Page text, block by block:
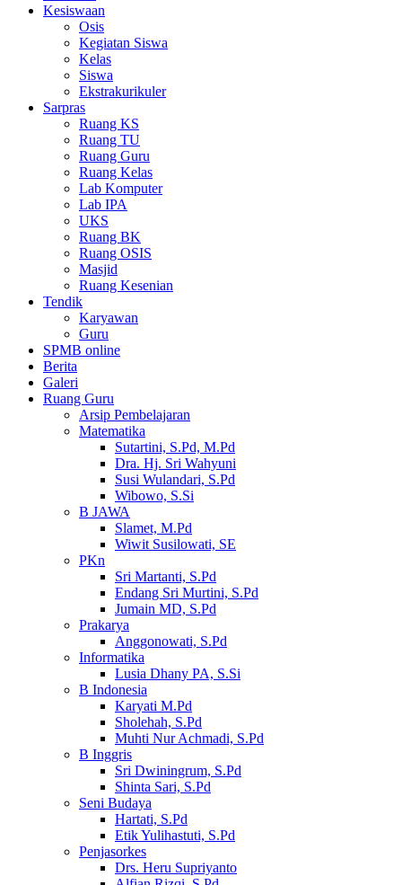
Kesiswaan
Osis
Kegiatan Siswa
Kelas
Siswa
Ekstrakurikuler
Sarpras
Ruang KS
Ruang TU
Ruang Guru
Ruang Kelas
Lab Komputer
Lab IPA
UKS
Ruang BK
Ruang OSIS
Masjid
Ruang Kesenian
Tendik
Karyawan
Guru
SPMB online
Berita
Galeri
Ruang Guru
Arsip Pembelajaran
Matematika
Sutartini, S.Pd, M.Pd
Dra. Hj. Sri Wahyuni
Susi Wulandari, S.Pd
Wibowo, S.Si
B JAWA
Slamet, M.Pd
Wiwit Susilowati, SE
PKn
Sri Martanti, S.Pd
Endang Sri Murtini, S.Pd
Jumain MD, S.Pd
Prakarya
Anggonowati, S.Pd
Informatika
Lusia Dhany PA, S.Si
B Indonesia
Karyati M.Pd
Sholehah, S.Pd
Muhti Nur Achmadi, S.Pd
B Inggris
Sri Dwiningrum, S.Pd
Shinta Sari, S.Pd
Seni Budaya
Hartati, S.Pd
Etik Yulihastuti, S.Pd
Penjasorkes
Drs. Heru Supriyanto